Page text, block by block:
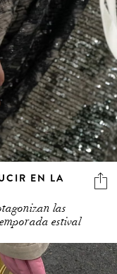
EN LA
las
estival